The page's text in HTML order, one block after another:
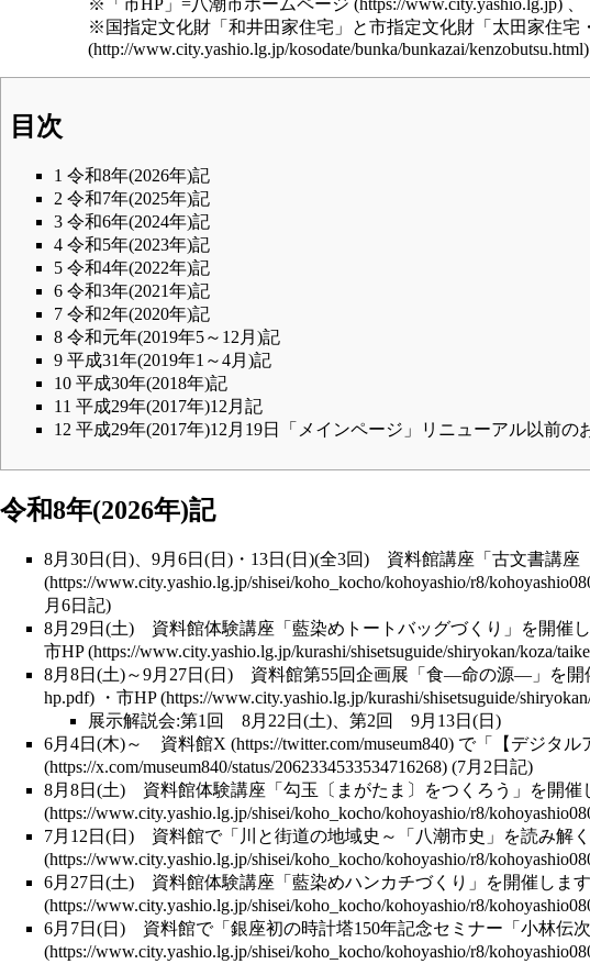
※国指定文化財 「 和井田家住宅 」と市指定文化財「 太田家住宅
目次
1 令和8年(2026年)記
2 令和7年(2025年)記
3 令和6年(2024年)記
4 令和5年(2023年)記
5 令和4年(2022年)記
6 令和3年(2021年)記
7 令和2年(2020年)記
8 令和元年(2019年5～12月)記
9 平成31年(2019年1～4月)記
10 平成30年(2018年)記
11 平成29年(2017年)12月記
12 平成29年(2017年)12月19日「メインページ」リニューアル以前の
令和8年(2026年)記
8月30日(日)、9月6日(日)・13日(日)(全3回) 資料館講座 「古文書講
月6日記)
8月29日(土) 資料館体験講座 「藍染めトートバッグづくり」を開催
市HP
8月8日(土)～9月27日(日) 資料館第55回企画展 「食―命の源―」を
・ 市HP
展示解説会:第1回 8月22日(土)、第2回 9月13日(日)
6月4日(木)～ 資料館X で「【デジタル
(7月2日記)
8月8日(土) 資料館体験講座 「勾玉〔まがたま〕をつくろう」を開
7月12日(日) 資料館で「川と街道の地域史～「 八潮市史 」を読み解
6月27日(土) 資料館体験講座 「藍染めハンカチづくり」を開催しま
6月7日(日) 資料館で「銀座初の時計塔150年記念セミナー「小林伝